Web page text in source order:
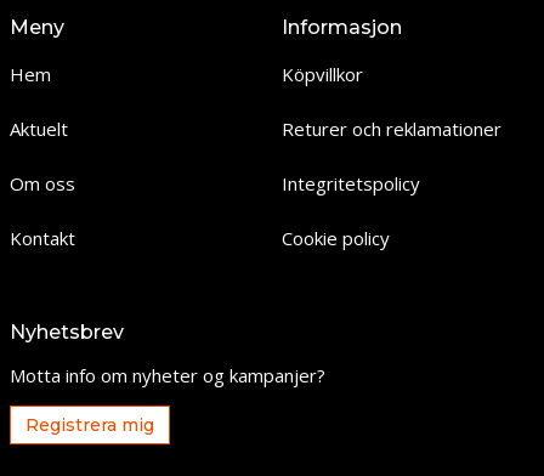
Meny
Hem
Aktuelt
Om oss
Kontakt
Informasjon
Köpvillkor
Returer och reklamationer
Integritetspolicy
Cookie policy
Nyhetsbrev
Motta info om nyheter og kampanjer?
Registrera mig